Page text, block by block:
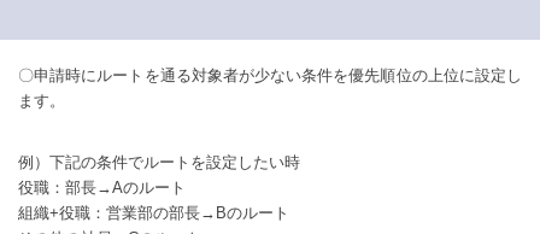
〇申請時にルートを通る対象者が少ない条件を優先順位の上位に設定し
ます。
例）下記の条件でルートを設定したい時
役職：部長→Aのルート
組織+役職：営業部の部長→Bのルート